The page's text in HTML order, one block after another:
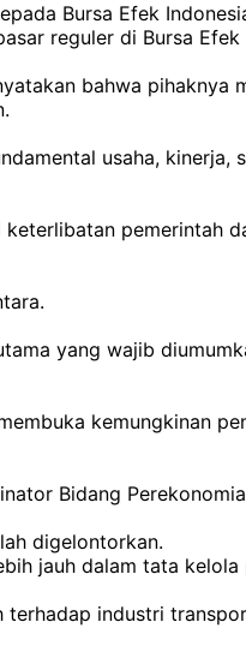
Bursa Efek
reguler di Bursa Efek
bahwa pihaknya
usaha, kinerja,
pemerintah
yang wajib
kemungkinan
Bidang
digelontorkan.
jauh dalam tata kelola
industri